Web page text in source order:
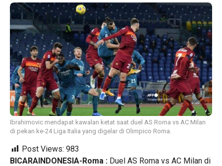
Ibrahimovic mendapat kawalan ketat saat duel AS Roma vs AC Milan
di pekan ke-24 Liga Italia yang digelar di Olimpico Roma.
Post Views: 983
BICARAINDONESIA-Roma : Duel AS Roma vs AC Milan di